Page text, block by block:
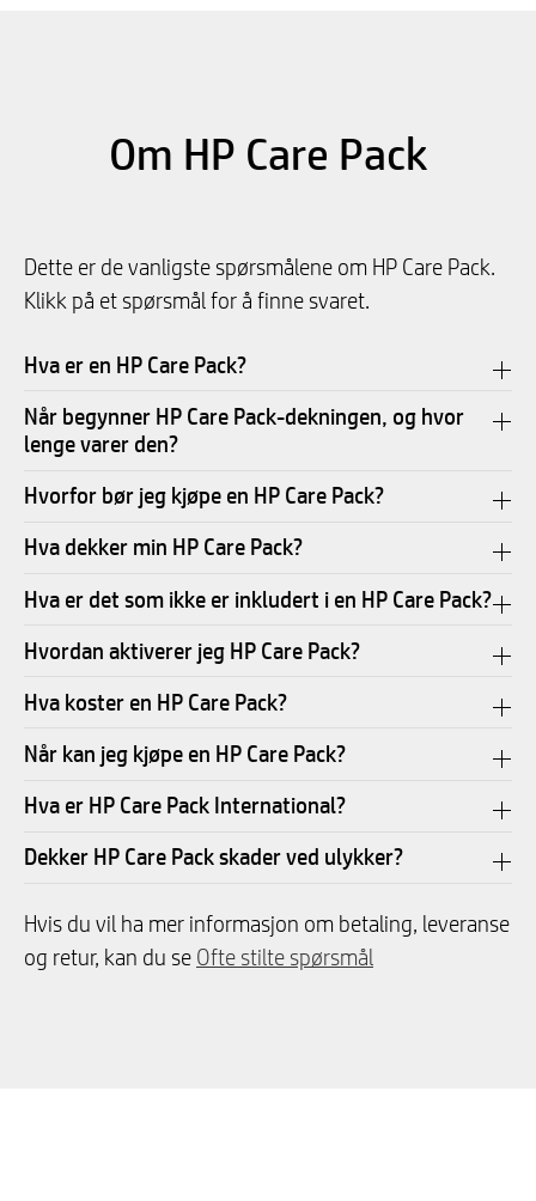
Om HP Care Pack
Dette er de vanligste spørsmålene om HP Care Pack.
Klikk på et spørsmål for å finne svaret.
Hva er en HP Care Pack?
Når begynner HP Care Pack-dekningen, og hvor
lenge varer den?
Hvorfor bør jeg kjøpe en HP Care Pack?
Hva dekker min HP Care Pack?
Hva er det som ikke er inkludert i en HP Care Pack?
Hvordan aktiverer jeg HP Care Pack?
Hva koster en HP Care Pack?
Når kan jeg kjøpe en HP Care Pack?
Hva er HP Care Pack International?
Dekker HP Care Pack skader ved ulykker?
Hvis du vil ha mer informasjon om betaling, leveranse
og retur, kan du se Ofte stilte spørsmål